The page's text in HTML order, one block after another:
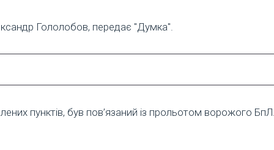
Гололобов, передає "Думка".
пунктів, був пов’язаний із прольотом ворожого